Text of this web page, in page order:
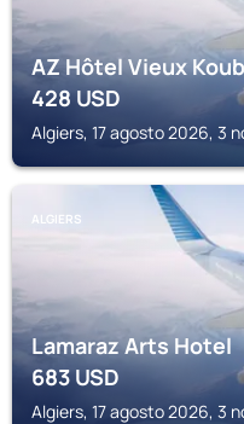
AZ Hôtel Vieux
428USD
Algiers, 17 agosto 2026, 3
ALGIERS
Lamaraz Arts Hotel
683USD
Algiers, 17 agosto 2026, 3